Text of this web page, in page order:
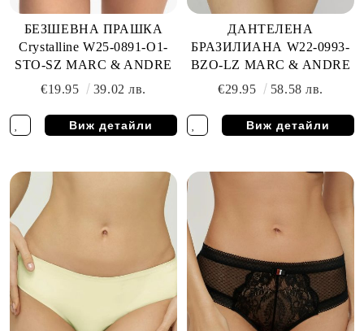
БЕЗШЕВНА ПРАШКА
Crystalline W25-0891-O1-
STO-SZ MARC & ANDRE
€19.95
39.02 лв.
Виж детайли
ДАНТЕЛЕНА
БРАЗИЛИАНА W22-0993-
BZO-LZ MARC & ANDRE
€29.95
58.58 лв.
Виж детайли